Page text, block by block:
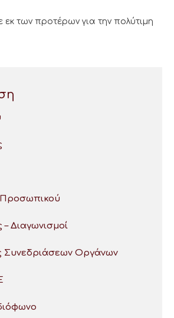
εκ των προτέρων για την πολύτιμη
Διαγωνισμοί
Συνεδριάσεων Οργάνων